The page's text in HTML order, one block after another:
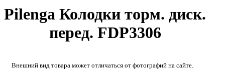
Pilenga Колодки торм. диск.
перед. FDP3306
Внешний вид товара может отличаться от фотографий на сайте.